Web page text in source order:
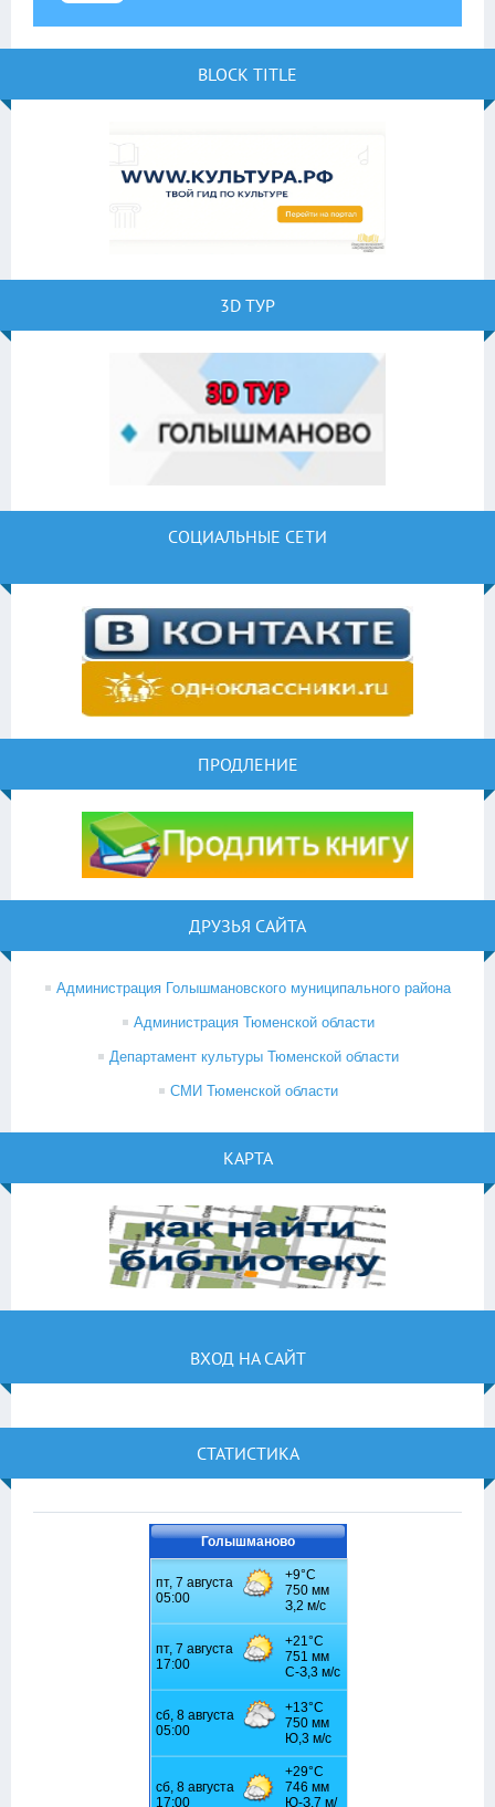
BLOCK TITLE
3D ТУР
СОЦИАЛЬНЫЕ СЕТИ
ПРОДЛЕНИЕ
ДРУЗЬЯ САЙТА
Администрация Голышмановского муниципального района
Администрация Тюменской области
Департамент культуры Тюменской области
СМИ Тюменской области
КАРТА
ВХОД НА САЙТ
СТАТИСТИКА
Голышманово